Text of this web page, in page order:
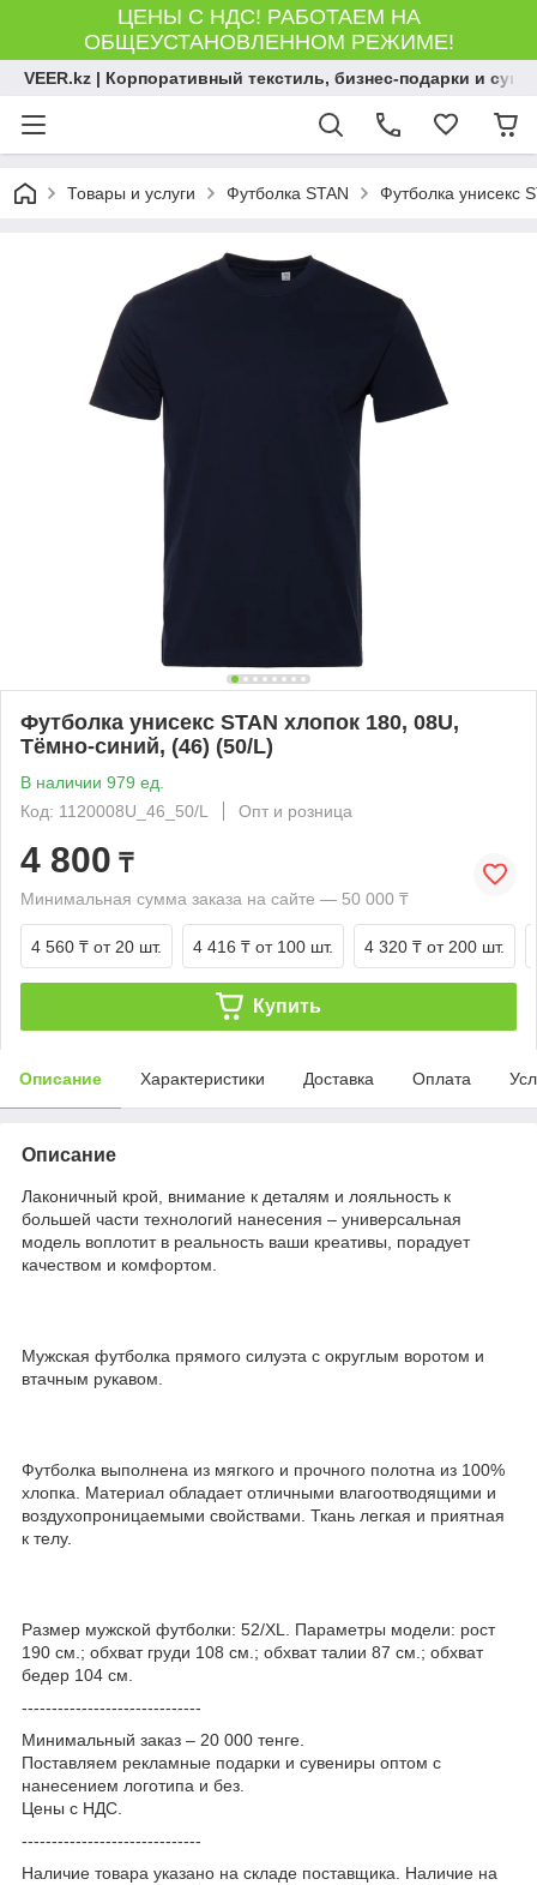
ЦЕНЫ С НДС! РАБОТАЕМ НА
ОБЩЕУСТАНОВЛЕННОМ РЕЖИМЕ!
VEER.kz | Корпоративный текстиль, бизнес-подарки и
Товары и услуги Футболка STAN Футболка унисекс
Футболка унисекс STAN хлопок 180, 08U,
Тёмно-синий, (46) (50/L)
В наличии 979 ед.
Код: 1120008U_46_50/L
Опт и розница
4 800 ₸
Минимальная сумма заказа на сайте — 50 000 ₸
4 560 ₸ от 20 шт. 4 416 ₸ от 100 шт. 4 320 ₸ от 200 шт.
Купить
Описание Характеристики Доставка Оплата
Описание
Лаконичный крой, внимание к деталям и лояльность к
большей части технологий нанесения – универсальная
модель воплотит в реальность ваши креативы, порадует
качеством и комфортом.
Мужская футболка прямого силуэта с округлым воротом и
втачным рукавом.
Футболка выполнена из мягкого и прочного полотна из 100%
хлопка. Материал обладает отличными влагоотводящими и
воздухопроницаемыми свойствами. Ткань легкая и приятная
к телу.
Размер мужской футболки: 52/XL. Параметры модели: рост
190 см.; обхват груди 108 см.; обхват талии 87 см.; обхват
бедер 104 см.
------------------------------
Минимальный заказ – 20 000 тенге.
Поставляем рекламные подарки и сувениры оптом с
нанесением логотипа и без.
Цены с НДС.
------------------------------
Наличие товара указано на складе поставщика. Наличие на